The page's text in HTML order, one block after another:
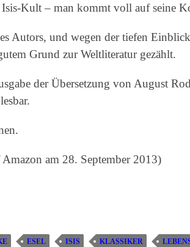
Kult – man kommt voll auf seine
Autors, und wegen der tiefen
Grund zur Weltliteratur gezählt.
der Übersetzung von August
am 28. September 2013)
ESEL ISIS KLASSIKER